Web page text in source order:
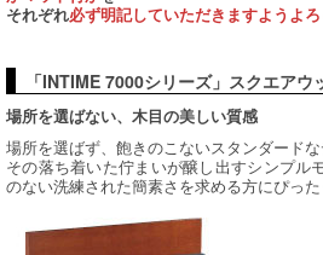
それぞれ必ず明記していただきますようよろ
「INTIME 7000シリーズ」スクエアウ
場所を選ばない、木目の美しい質感
場所を選ばず、飽きのこないスタンダードな
その落ち着いた佇まいが醸し出すシンプル
のない洗練された簡素さを求める方にぴった